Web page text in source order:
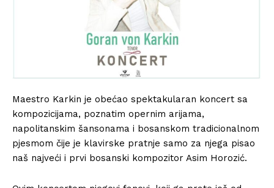
Maestro Karkin je obećao spektakularan koncert sa
kompozicijama, poznatim opernim arijama,
napolitanskim šansonama i bosanskom tradicionalnom
pjesmom čije je klavirske pratnje samo za njega pisao
naš najveći i prvi bosanski kompozitor Asim Horozić.